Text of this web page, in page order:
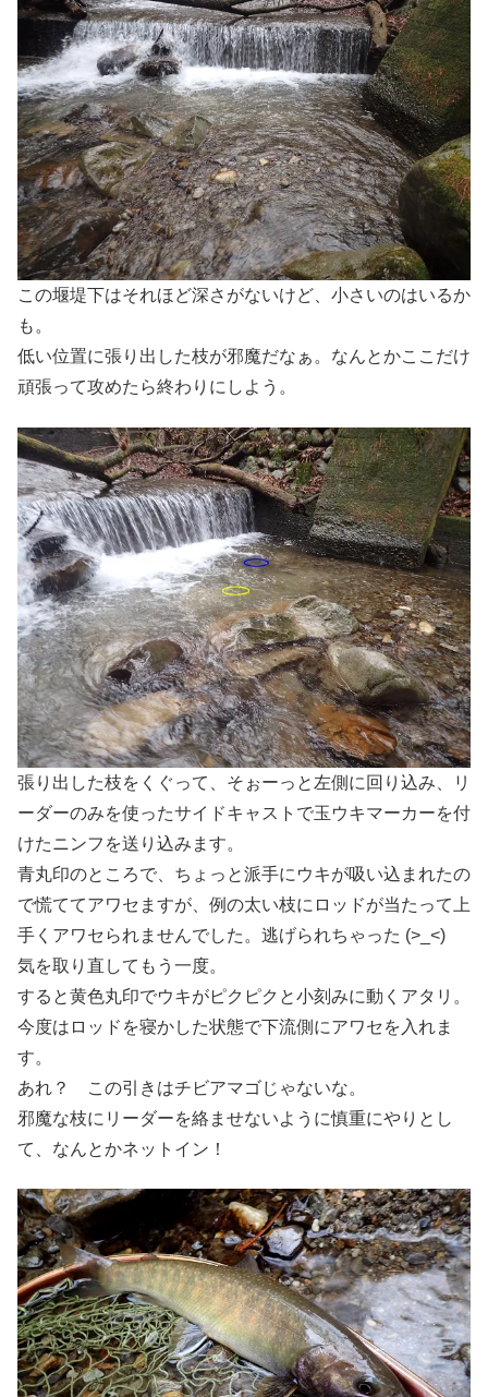
この堰堤下はそれほど深さがないけど、小さいのはいるか
も。
低い位置に張り出した枝が邪魔だなぁ。なんとかここだけ
頑張って攻めたら終わりにしよう。
張り出した枝をくぐって、そぉーっと左側に回り込み、リ
ーダーのみを使ったサイドキャストで玉ウキマーカーを付
けたニンフを送り込みます。
青丸印のところで、ちょっと派手にウキが吸い込まれたの
で慌ててアワセますが、例の太い枝にロッドが当たって上
手くアワセられませんでした。逃げられちゃった (>_<)
気を取り直してもう一度。
すると黄色丸印でウキがピクピクと小刻みに動くアタリ。
今度はロッドを寝かした状態で下流側にアワセを入れま
す。
あれ？ この引きはチビアマゴじゃないな。
邪魔な枝にリーダーを絡ませないように慎重にやりとし
て、なんとかネットイン！